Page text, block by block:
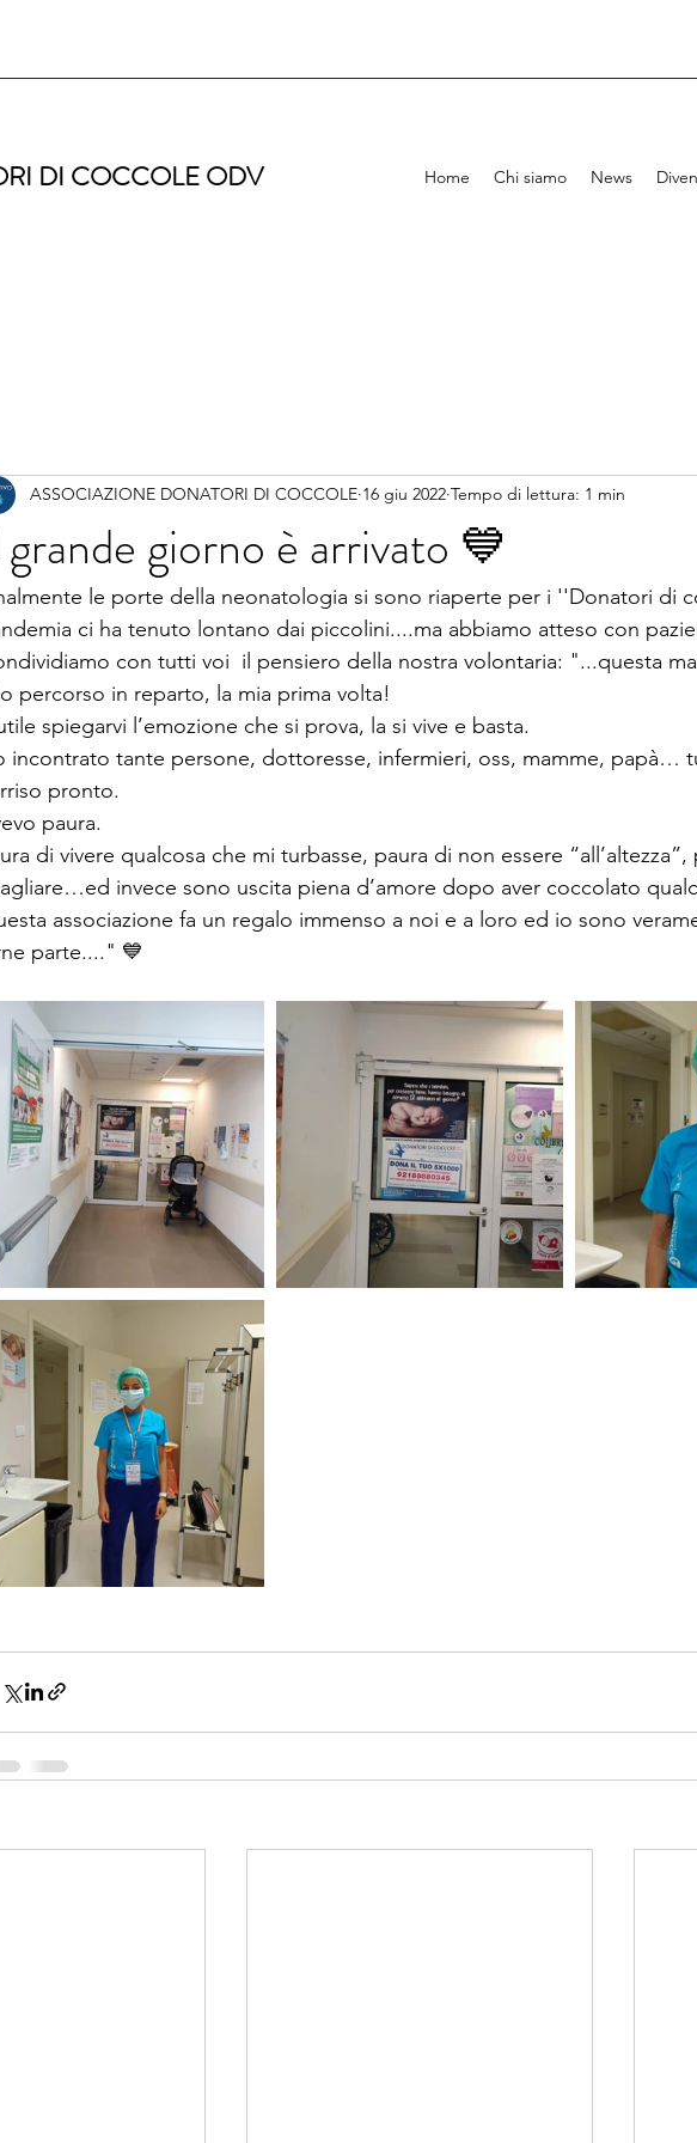
DI COCCOLE ODV Home Chi siamo News
grande giorno è arrivato 💙
ASSOCIAZIONE DONATORI DI COCCOLE 16 giu 2022 Tempo di lettura: 1 min
le porte della neonatologia si sono riaperte per i ''Donatori di
ci ha tenuto lontano dai piccolini....ma abbiamo atteso con
con tutti voi  il pensiero della nostra volontaria: "...questa
percorso in reparto, la mia prima volta!
spiegarvi l’emozione che si prova, la si vive e basta.
incontrato tante persone, dottoresse, infermieri, oss, mamme, papà…
pronto.
paura.
di vivere qualcosa che mi turbasse, paura di non essere “all’altezza”,
invece sono uscita piena d’amore dopo aver coccolato
associazione fa un regalo immenso a noi e a loro ed io sono
parte...." 💙